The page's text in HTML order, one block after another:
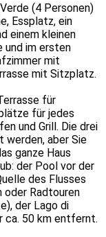
(4 Personen)
Essplatz, ein
einem kleinen
und im ersten
mit
mit Sitzplatz.
für
für jedes
und Grill. Die drei
aber Sie
ganze Haus
der Pool vor der
des Flusses
oder Radtouren
der Lago di
ca. 50 km entfernt.